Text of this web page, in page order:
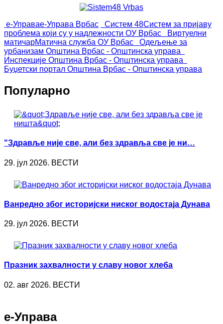
е-Управае-Управа Врбас Систем 48Систем за пријаву
проблема који су у надлежности ОУ Врбас
Виртуелни
матичарМатична служба ОУ Врбас
Одељење за
урбанизам Општина Врбас - Општинска управа
Инспекције Општина Врбас - Општинска управа
Буџетски портал Општина Врбас - Општинска управа
Популарно
"Здравље није све, али без здравља све је ни…
29. јул 2026. ВЕСТИ
Ванредно због историјски ниског водостаја Дунава
29. јул 2026. ВЕСТИ
Празник захвалности у славу новог хлеба
02. авг 2026. ВЕСТИ
е-Управа